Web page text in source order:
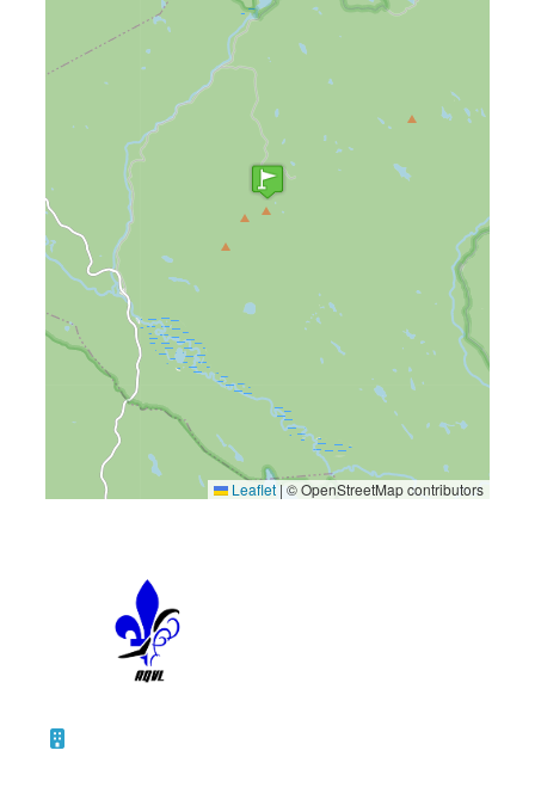
Leaflet | © OpenStreetMap contributors